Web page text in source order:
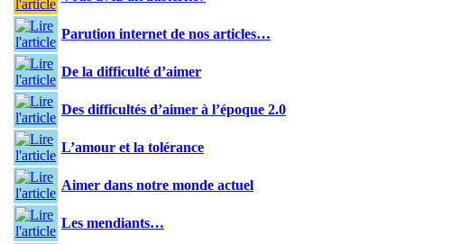
Parution internet de nos articles…
De la difficulté d’aimer
Des difficultés d’aimer à l’époque 2.0
L’amour et la tolérance
Aimer dans notre monde actuel
Les mendiants…